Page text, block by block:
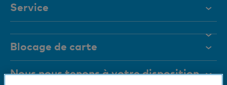
Service
Documents
Magazine
Blocage de carte
Nous nous tenons à votre disposition